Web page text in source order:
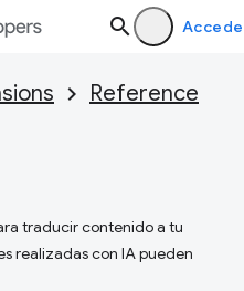
Reference
traducir contenido a tu
realizadas con IA pueden